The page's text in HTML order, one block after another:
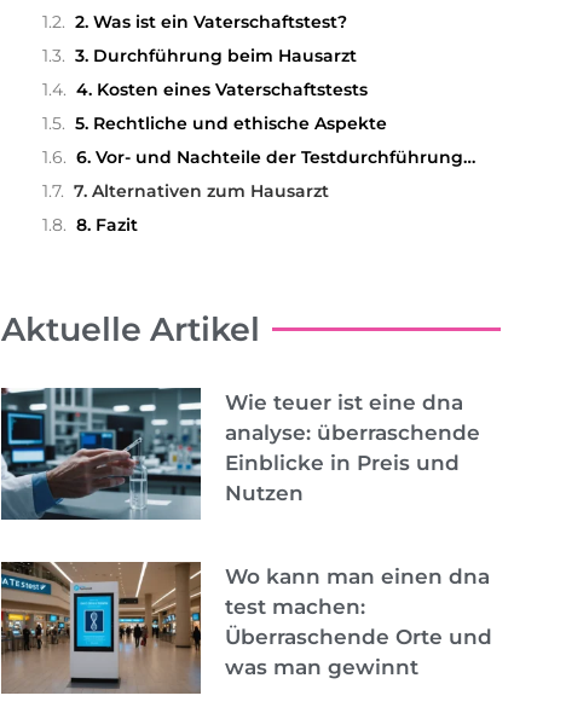
2. Was ist ein Vaterschaftstest?
3. Durchführung beim Hausarzt
4. Kosten eines Vaterschaftstests
5. Rechtliche und ethische Aspekte
6. Vor- und Nachteile der Testdurchführung beim Hausarzt
7. Alternativen zum Hausarzt
8. Fazit
Aktuelle Artikel
Wie teuer ist eine dna
analyse: überraschende
Einblicke in Preis und
Nutzen
Wo kann man einen dna
test machen:
Überraschende Orte und
was man gewinnt